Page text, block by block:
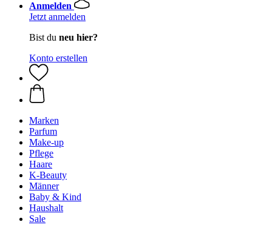
Anmelden
Jetzt anmelden
Bist du neu hier?
Konto erstellen
Marken
Parfum
Make-up
Pflege
Haare
K-Beauty
Männer
Baby & Kind
Haushalt
Sale